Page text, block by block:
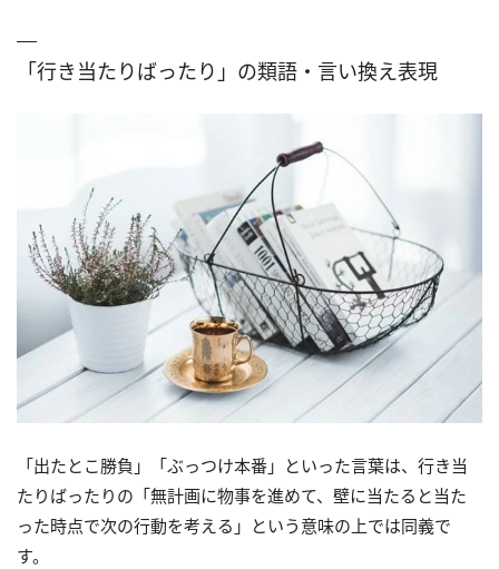
「行き当たりばったり」の類語・言い換え表現
「出たとこ勝負」「ぶっつけ本番」といった言葉は、行き当
たりばったりの「無計画に物事を進めて、壁に当たると当た
った時点で次の行動を考える」という意味の上では同義で
す。